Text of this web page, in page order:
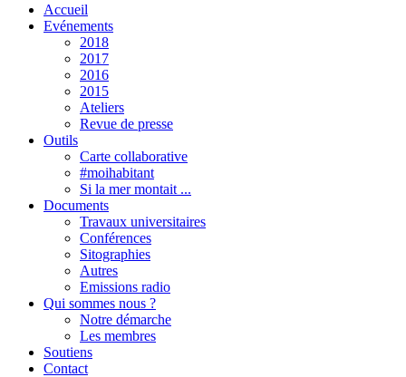
Accueil
Evénements
2018
2017
2016
2015
Ateliers
Revue de presse
Outils
Carte collaborative
#moihabitant
Si la mer montait ...
Documents
Travaux universitaires
Conférences
Sitographies
Autres
Emissions radio
Qui sommes nous ?
Notre démarche
Les membres
Soutiens
Contact